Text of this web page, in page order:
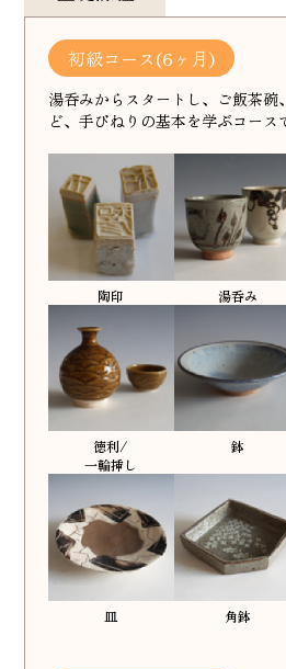
初級コース(6ヶ月)
湯呑みからスタートし、ご飯茶碗
ど、手びねりの基本を学ぶコース
陶印 湯呑み
徳利/
一輪挿し
鉢
皿 角鉢